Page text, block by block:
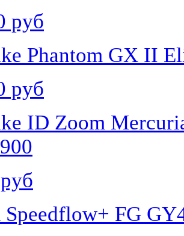
руб
Phantom GX II
руб
ID Zoom
FG